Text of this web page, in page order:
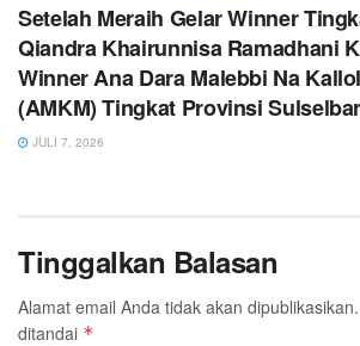
Setelah Meraih Gelar Winner
Qiandra Khairunnisa Ramadhani
Winner Ana Dara Malebbi Na
(AMKM) Tingkat Provinsi Sulselbar
JULI 7, 2026
Tinggalkan Balasan
Alamat email Anda tidak akan dipublikasikan.
ditandai *